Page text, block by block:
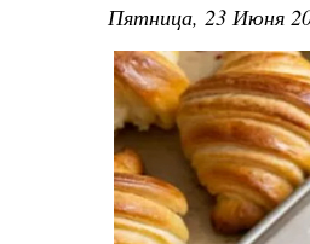
Пятница, 23 Июня